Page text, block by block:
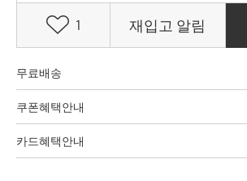
1 재입고 알림
무료배송
쿠폰혜택안내
카드혜택안내